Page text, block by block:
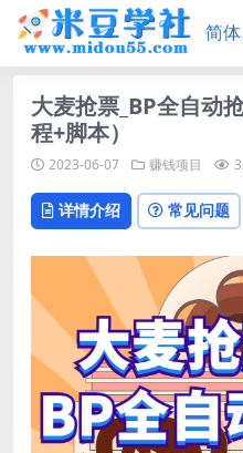
大麦抢票_BP全自动
程+脚本）
2023-06-07 赚钱项目
详情介绍 常见问题